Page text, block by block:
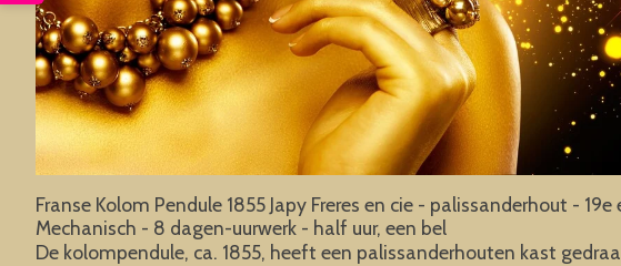
Franse Kolom Pendule 1855 Japy Freres en cie - palissanderhout - 19e
Mechanisch - 8 dagen-uurwerk - half uur, een bel
De kolompendule, ca. 1855, heeft een palissanderhouten kast